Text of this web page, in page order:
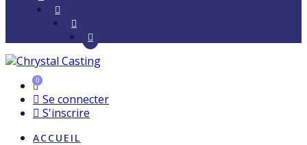
0
Se connecter
S'inscrire
ACCUEIL